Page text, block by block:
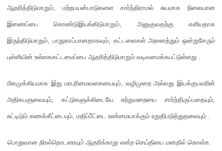
ஆதரித்திடுமாறும், மற்றபயன்பாடுகளை சார்ந்திராமல் சுயமாக நிலையான
இணைப்பை கொண்டுஇயங்கிடுமாறும், அனுகுவதற்கு எளியதாக
இருந்திடுமாறும், பாதுகாப்பானதாகவும், கட்டளைகள் அனைத்தும் ஒன்றுசேரும்
புள்ளியின் உள்ளககட்டமைப்பை ஆதரித்திடுமாறும் வடிவமைக்கபட்டுள்ளது .
மிகமுக்கியமாக இது மரபுரிமைவகையையும், வழிமுறை அல்லது இயக்குபவரின்
அதிகபளுவையும், கட்டுகளுக்கிடையே சுற்றுமறையை சார்ந்திருப்பதையும்,
சுட்டிடும் கணக்கீட்டையும், மதிப்பீ்ட்டை உண்மையாக்கும் உறுதிபடுத்துதலையும் .
பொதுவான நிரல்தொடரையும் ஆதரிக்காது என்ற செய்தியை மனதில் கொள்க.